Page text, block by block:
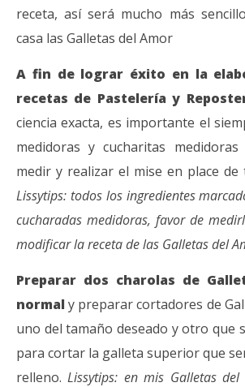
receta, así será mucho más
casa las Galletas del Amor
A fin de lograr éxito en la
recetas de Pastelería y
ciencia exacta, es importante el
medidoras y cucharitas
medir y realizar el mise en place de
Lissytips: todos los ingredientes
cucharadas medidoras, favor de
modificar la receta de las Galletas del
Preparar dos charolas de
normaly preparar cortadores de
uno del tamaño deseado y otro que
para cortar la galleta superior que
relleno.Lissytips: en mis Galletas